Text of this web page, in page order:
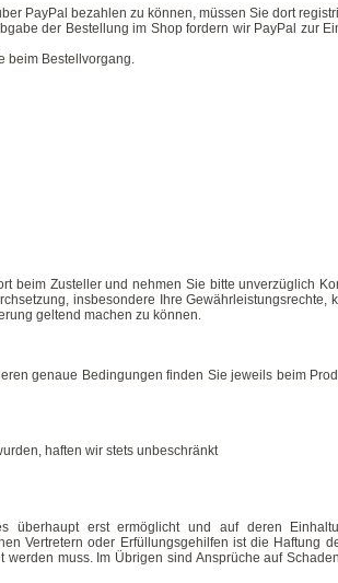
PayPal bezahlen zu können, müssen Sie dort
der Bestellung im Shop fordern wir PayPal zur
beim Bestellvorgang.
beim Zusteller und nehmen Sie bitte unverzüglich
insbesondere Ihre Gewährleistungsrechte,
geltend machen zu können.
genaue Bedingungen finden Sie jeweils beim
haften wir stets unbeschränkt
überhaupt erst ermöglicht und auf deren
Vertretern oder Erfüllungsgehilfen ist die Haftung
muss. Im Übrigen sind Ansprüche auf